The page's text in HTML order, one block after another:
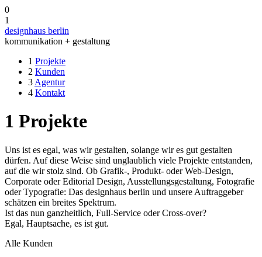
0
1
designhaus berlin
kommunikation + gestaltung
1 Projekte
2 Kunden
3 Agentur
4 Kontakt
1 Projekte
Uns ist es egal, was wir gestalten, solange wir es gut gestalten
dürfen. Auf diese Weise sind unglaublich viele Projekte entstanden,
auf die wir stolz sind. Ob Grafik-, Produkt- oder Web-Design,
Corporate oder Editorial Design, Ausstellungsgestaltung, Fotografie
oder Typografie: Das designhaus berlin und unsere Auftraggeber
schätzen ein breites Spektrum.
Ist das nun ganzheitlich, Full-Service oder Cross-over?
Egal, Hauptsache, es ist gut.
Alle Kunden